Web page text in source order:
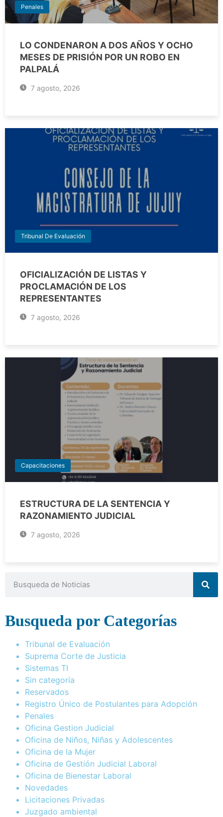
Penales
LO CONDENARON A DOS AÑOS Y OCHO
MESES DE PRISIÓN POR UN ROBO EN
PALPALÁ
7 agosto, 2026
Tribunal De Evaluación
OFICIALIZACIÓN DE LISTAS Y
PROCLAMACIÓN DE LOS
REPRESENTANTES
7 agosto, 2026
Capacitaciones
ESTRUCTURA DE LA SENTENCIA Y
RAZONAMIENTO JUDICIAL
7 agosto, 2026
Busqueda por Categorías
Tribunal de Evaluación
Suprema Corte de Justicia
Sistemas TI
Sin categoría
Reservados
Registro Único de Postulantes para Adopción
Penales
Oficina Gestion Judicial
Oficina de Niños, Niñas y Adolescentes
Oficina de la Mujer
Oficina de Gestión Judicial Laboral
Oficina de Bienestar Laboral
Novedades
Licitaciones Privadas
Juzgado ambiental